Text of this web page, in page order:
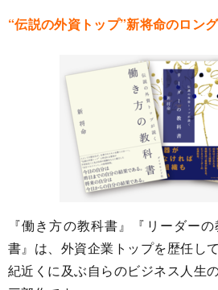
“伝説の外資トップ”新将命のロン
『働き方の教科書』『リーダー
書』は、外資企業トップを歴任し
紀近くに及ぶ自らのビジネス人生